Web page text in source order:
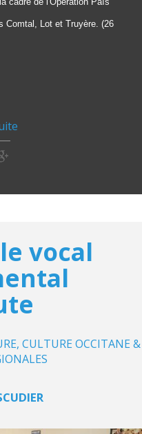
Comtal, Lot et Truyère. (26
vocal
CULTURE OCCITANE &